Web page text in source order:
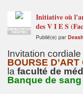
ADMINISTRATEUR
THÉÂTRES
Initiative où
des V I E S
Publié(e) par
Invitation cordiale
BOURSE
la faculté de
Banque de